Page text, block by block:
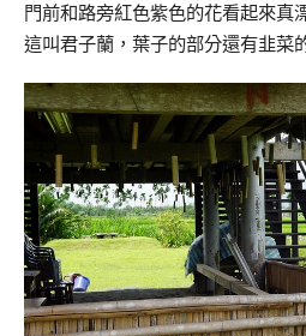
門前和路旁紅色紫色的花看起來真
這叫君子蘭，葉子的部分還有韭菜